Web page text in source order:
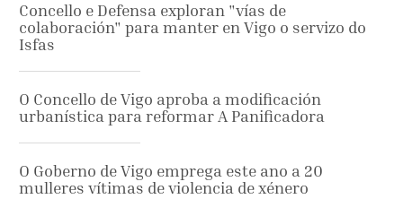
Concello e Defensa exploran "vías de
colaboración" para manter en Vigo o servizo do
Isfas
O Concello de Vigo aproba a modificación
urbanística para reformar A Panificadora
O Goberno de Vigo emprega este ano a 20
mulleres vítimas de violencia de xénero